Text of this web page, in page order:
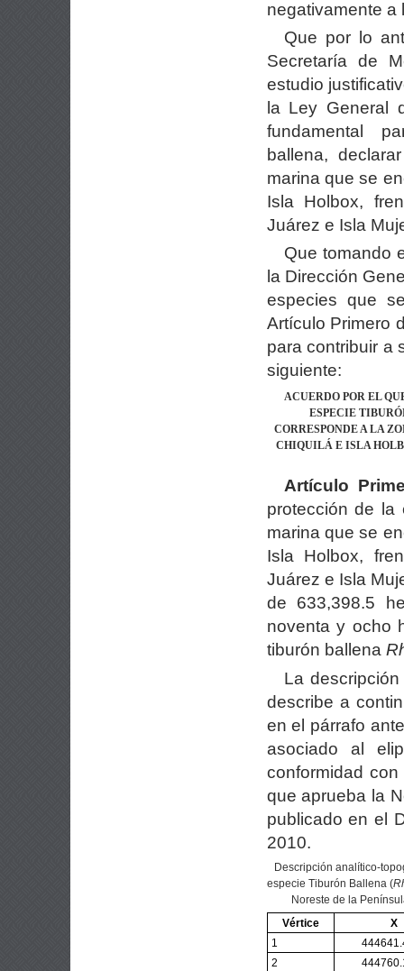
negativamente a
Que por lo
Secretaría de
estudio
la Ley General
fundamental
ballena,
marina que se
Isla Holbox,
Juárez e Isla
Que tomando
la Dirección
especies que
Artículo Primero
para contribuir a
siguiente:
ACUERDO POR EL
ESPECIE
CORRESPONDE A LA
CHIQUILÁ E ISLA
Artículo
protección de la
marina que se
Isla Holbox,
Juárez e Isla
de 633,398.5
noventa y ocho
tiburón ballena
La
describe a
en el párrafo
asociado al
conformidad
que aprueba la
publicado en el
2010.
Descripción analítico-
especie Tiburón Ballena (
Noreste de la
Vértice
X
1
2